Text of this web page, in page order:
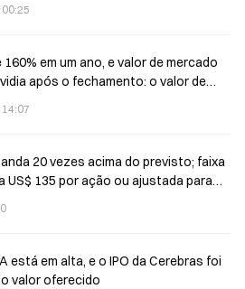
em um ano, e valor de mercado
após o fechamento: o valor de
20 vezes acima do previsto; faixa
US$ 135 por ação ou ajustada para
está em alta, e o IPO da Cerebras foi
valor oferecido